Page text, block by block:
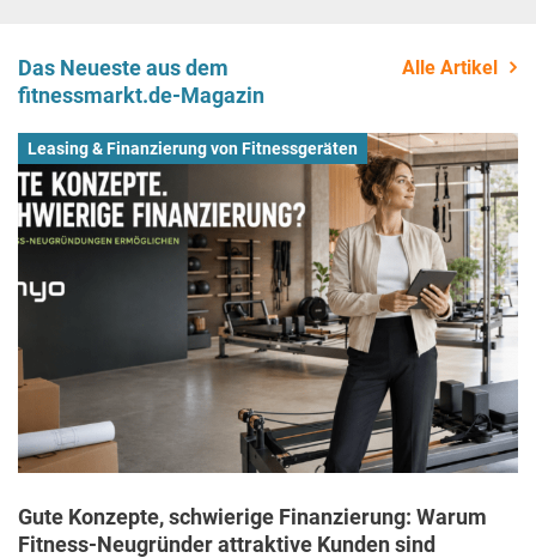
Das Neueste aus dem
fitnessmarkt.de-Magazin
Alle Artikel
Leasing & Finanzierung von Fitnessgeräten
Gute Konzepte, schwierige Finanzierung: Warum
Fitness-Neugründer attraktive Kunden sind